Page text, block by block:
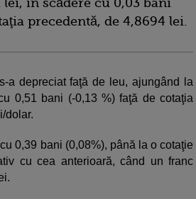
lei, în scădere cu 0,03 bani
precedentă, de 4,8694 lei.
a depreciat faţă de leu, ajungând la
0,51 bani (-0,13 %) faţă de cotaţia
dolar.
0,39 bani (0,08%), până la o cotaţie
cu cea anterioară, când un franc